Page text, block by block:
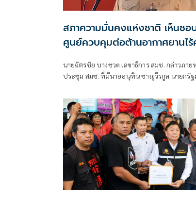
สภาความมั่นคงแห่งชาติ เห็นช
ศูนย์ควบคุมต่อต้านอากาศยานไ
นายฉัตรชัย บางชวด เลขาธิการ สมช. กล่าวภาย
ประชุม สมช. ที่มีนายอนุทิน ชาญวีรกูล นายกรัฐ
เรื่อง เรื่องแรกคือ แนวทางมาตรการป้องกันแก้
อากาศยานไร้คนขับ ซึ่งที่ประชุม สมช.เมื่อปี 68
มอบหมายกองทัพอากาศ (ทอ.)